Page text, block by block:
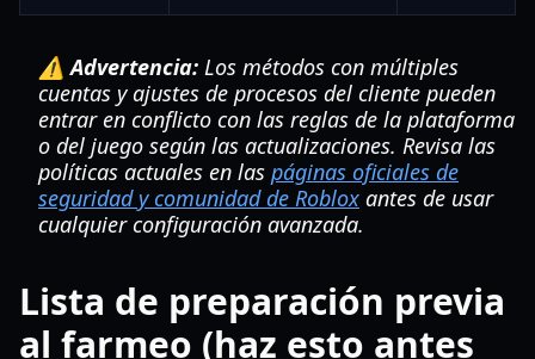
⚠️ Advertencia: Los métodos con múltiples
cuentas y ajustes de procesos del cliente pueden
entrar en conflicto con las reglas de la plataforma
o del juego según las actualizaciones. Revisa las
políticas actuales en las páginas oficiales de
seguridad y comunidad de Roblox antes de usar
cualquier configuración avanzada.
Lista de preparación previa
al farmeo (haz esto antes